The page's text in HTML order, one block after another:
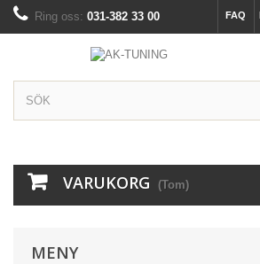
FAQ
Ring oss: 031-382 33 00
VARUKORG (Tom)
MENY